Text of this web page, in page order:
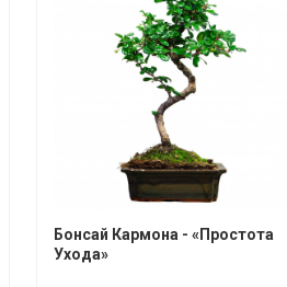
Бонсай Кармона - «Простота
Ухода»